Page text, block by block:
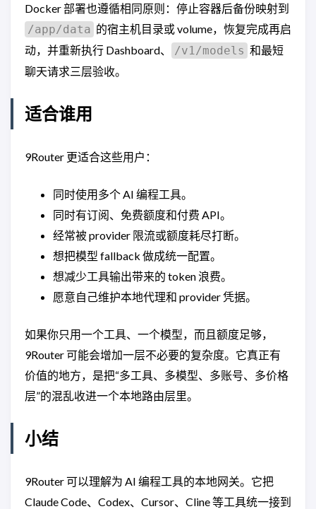
Docker 部署也遵循相同原则：停止容器后备份映射到
/app/data 的宿主机目录或 volume，恢复完成再启
动，并重新执行 Dashboard、
/v1/models 和最短
聊天请求三层验收。
适合谁用
9Router 更适合这些用户：
同时使用多个 AI 编程工具。
同时有订阅、免费额度和付费 API。
经常被 provider 限流或额度耗尽打断。
想把模型 fallback 做成统一配置。
想减少工具输出带来的 token 浪费。
愿意自己维护本地代理和 provider 凭据。
如果你只用一个工具、一个模型，而且额度足够，
9Router 可能会增加一层不必要的复杂度。它真正有
价值的地方，是把“多工具、多模型、多账号、多价格
层”的混乱收进一个本地路由层里。
小结
9Router 可以理解为 AI 编程工具的本地网关。它把
Claude Code、Codex、Cursor、Cline 等工具统一接到